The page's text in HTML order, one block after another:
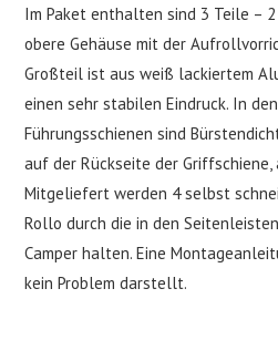
Im Paket enthalten sind 3 Teile –
obere Gehäuse mit der
Großteil ist aus weiß lackiertem
einen sehr stabilen Eindruck. In
Führungsschienen sind
auf der Rückseite der Griffschiene,
Mitgeliefert werden 4 selbst
Rollo durch die in den
Camper halten. Eine
kein Problem darstellt.